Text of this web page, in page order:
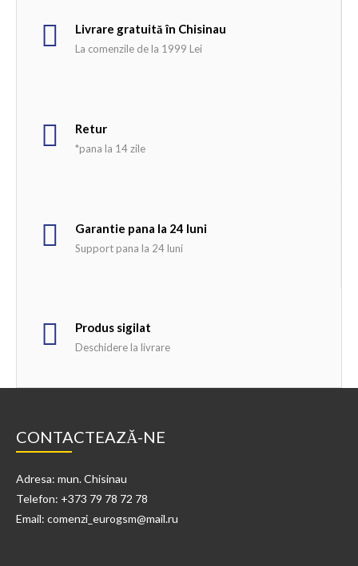
Livrare gratuită în Chisinau
La comenzile de la 1999 Lei
Retur
*pana la 14 zile
Garantie pana la 24 luni
Support pana la 24 luni
Produs sigilat
Deschidere la livrare
CONTACTEAZĂ-NE
Adresa: mun. Chisinau
Telefon: +373 79 78 72 78
Email: comenzi_eurogsm@mail.ru